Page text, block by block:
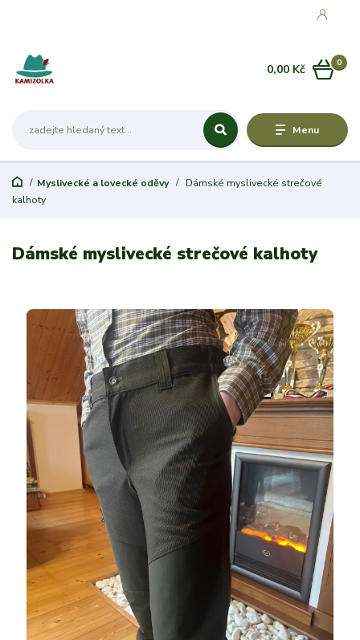
Menu
0
0,00 Kč
Myslivecké a lovecké oděvy
Dámské myslivecké strečové
kalhoty
Dámské myslivecké strečové kalhoty